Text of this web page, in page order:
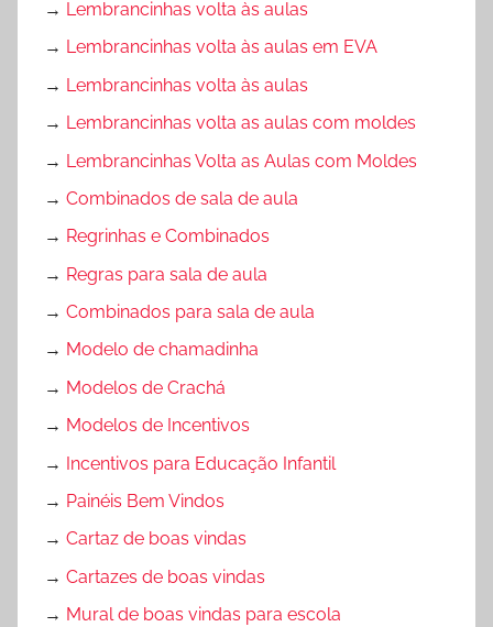
→ Lembrancinhas volta às aulas
→ Lembrancinhas volta às aulas em EVA
→ Lembrancinhas volta às aulas
→ Lembrancinhas volta as aulas com moldes
→ Lembrancinhas Volta as Aulas com Moldes
→ Combinados de sala de aula
→ Regrinhas e Combinados
→ Regras para sala de aula
→ Combinados para sala de aula
→ Modelo de chamadinha
→ Modelos de Crachá
→ Modelos de Incentivos
→ Incentivos para Educação Infantil
→ Painéis Bem Vindos
→ Cartaz de boas vindas
→ Cartazes de boas vindas
→ Mural de boas vindas para escola